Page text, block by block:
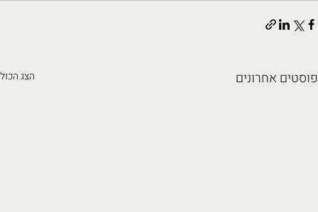
פוסטים אחרונים הצג הכול